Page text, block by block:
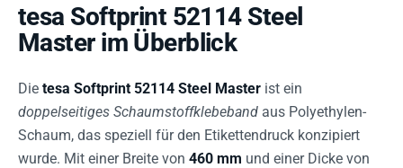
tesa Softprint 52114 Steel
Master im Überblick
Die tesa Softprint 52114 Steel Master ist ein
doppelseitiges Schaumstoffklebeband aus Polyethylen-
Schaum, das speziell für den Etikettendruck konzipiert
wurde. Mit einer Breite von 460 mm und einer Dicke von